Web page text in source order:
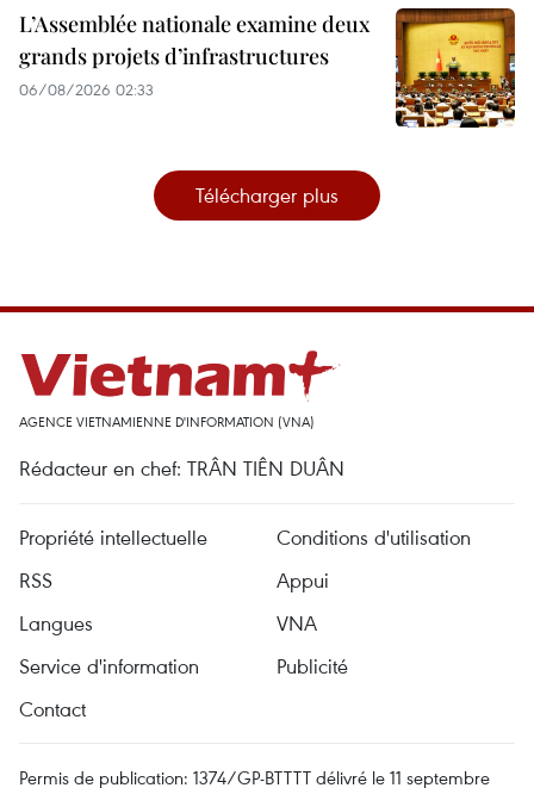
L’Assemblée nationale examine deux
grands projets d’infrastructures
06/08/2026 02:33
Télécharger plus
AGENCE VIETNAMIENNE D'INFORMATION (VNA)
Rédacteur en chef: TRÂN TIÊN DUÂN
Propriété intellectuelle
Conditions d'utilisation
RSS
Appui
Langues
VNA
Service d'information
Publicité
Contact
Permis de publication: 1374/GP-BTTTT délivré le 11 septembre